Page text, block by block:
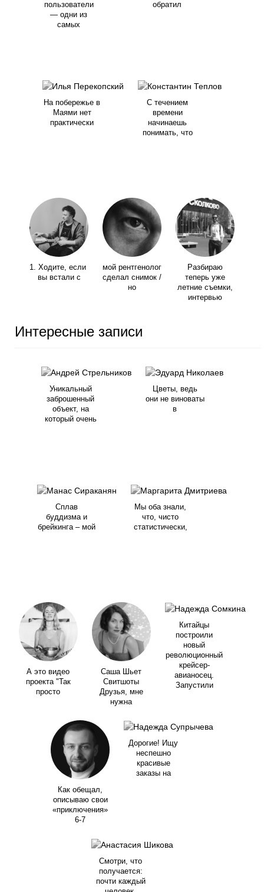
пользователи
— одни из
самых
обратил
На побережье в
Маями нет
практически
С течением
времени
начинаешь
понимать, что
1. Ходите, если
вы встали с
мой рентгенолог
сделал снимок /
но
Разбираю
теперь уже
летние съемки,
интервью
Интересные записи
Уникальный
заброшенный
объект, на
который очень
Цветы, ведь
они не виноваты
в
Сплав
буддизма и
брейкинга – мой
Мы оба знали,
что, чисто
статистически,
А это видео
проекта "Так
просто
Саша Шьет
Свитшоты
Друзья, мне
нужна
Китайцы
построили
новый
революционный
крейсер-
авианосец.
Запустили
Как обещал,
описываю свои
«приключения»
6-7
Дорогие! Ищу
неспешно
красивые
заказы на
Смотри, что
получается:
почти каждый